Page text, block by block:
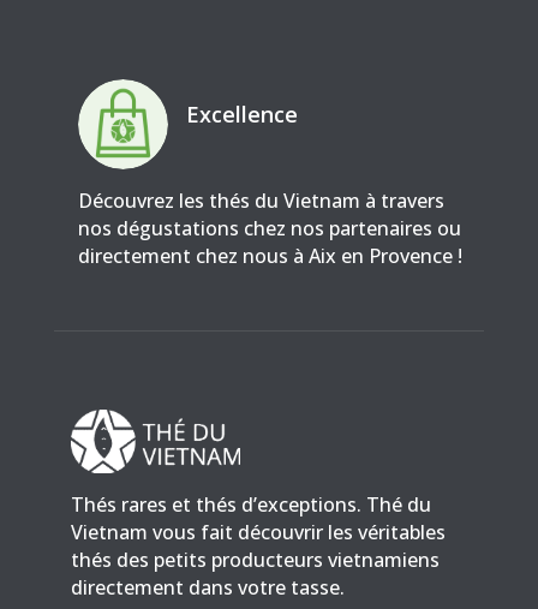
Excellence
Découvrez les thés du Vietnam à travers
nos dégustations chez nos partenaires ou
directement chez nous à Aix en Provence !
Thés rares et thés d’exceptions. Thé du
Vietnam vous fait découvrir les véritables
thés des petits producteurs vietnamiens
directement dans votre tasse.